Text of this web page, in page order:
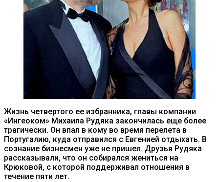
Жизнь четвертого ее избранника, главы компании
«Ингеоком» Михаила Рудяка закончилась еще более
трагически. Он впал в кому во время перелета в
Португалию, куда отправился с Евгенией отдыхать. В
сознание бизнесмен уже не пришел. Друзья Рудяка
рассказывали, что он собирался жениться на
Крюковой, с которой поддерживал отношения в
течение пяти лет.